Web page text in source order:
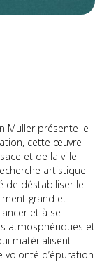
Muller présente le
cette œuvre
et de la ville
artistique
de déstabiliser le
grand et
et à se
atmosphériques et
matérialisent
volonté d’épuration